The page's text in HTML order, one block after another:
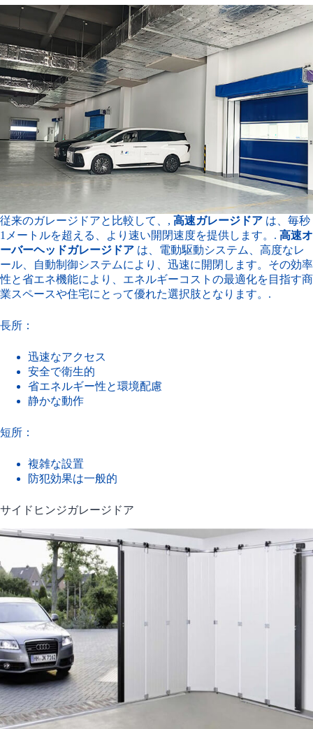
従来のガレージドアと比較して、, 高速ガレージドア は、毎秒
1メートルを超える、より速い開閉速度を提供します。. 高速オ
ーバーヘッドガレージドア は、電動駆動システム、高度なレ
ール、自動制御システムにより、迅速に開閉します。その効率
性と省エネ機能により、エネルギーコストの最適化を目指す商
業スペースや住宅にとって優れた選択肢となります。.
長所：
迅速なアクセス
安全で衛生的
省エネルギー性と環境配慮
静かな動作
短所：
複雑な設置
防犯効果は一般的
サイドヒンジガレージドア